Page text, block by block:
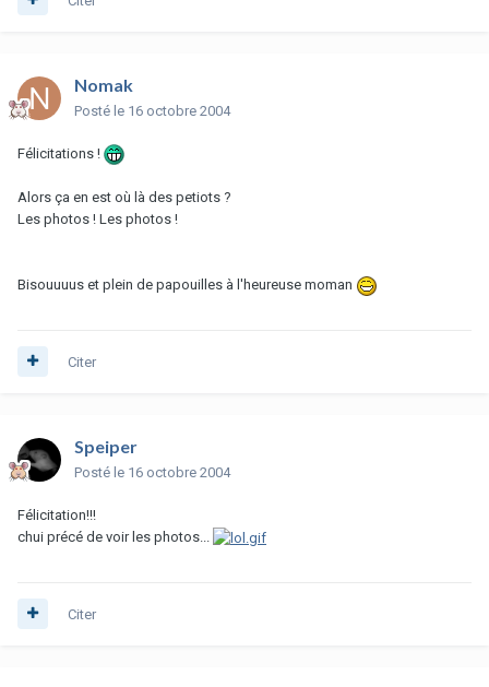
Nomak
Posté le 16 octobre 2004
Félicitations !
Alors ça en est où là des petiots ?
Les photos ! Les photos !
Bisouuuus et plein de papouilles à l'heureuse moman
Citer
Speiper
Posté le 16 octobre 2004
Félicitation!!!
chui précé de voir les photos...
Citer